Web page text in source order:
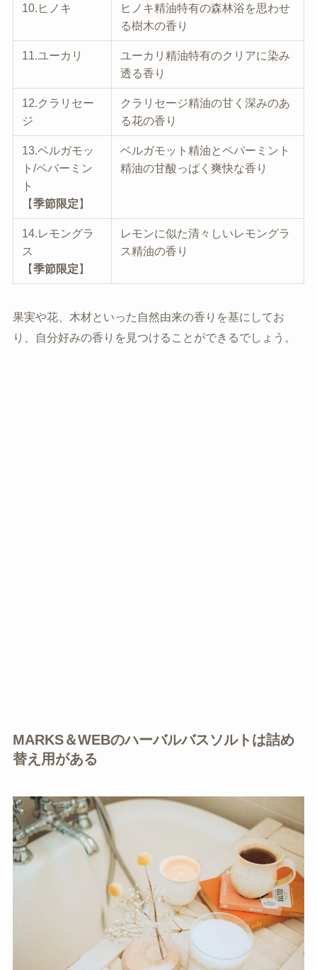
10.ヒノキ
ヒノキ精油特有の森林浴を思わせ
る樹木の香り
11.ユーカリ
ユーカリ精油特有のクリアに染み
透る香り
12.クラリセー
ジ
クラリセージ精油の甘く深みのあ
る花の香り
13.ベルガモッ
ト/ペパーミン
ト
【季節限定】
ベルガモット精油とペパーミント
精油の甘酸っぱく爽快な香り
14.レモングラ
ス
【季節限定】
レモンに似た清々しいレモングラ
ス精油の香り
果実や花、木材といった自然由来の香りを基にしてお
り、自分好みの香りを見つけることができるでしょう。
MARKS＆WEBのハーバルバスソルトは詰め
替え用がある